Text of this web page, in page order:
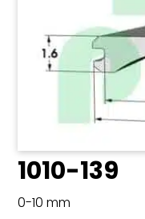
1010-139
0-10 mm